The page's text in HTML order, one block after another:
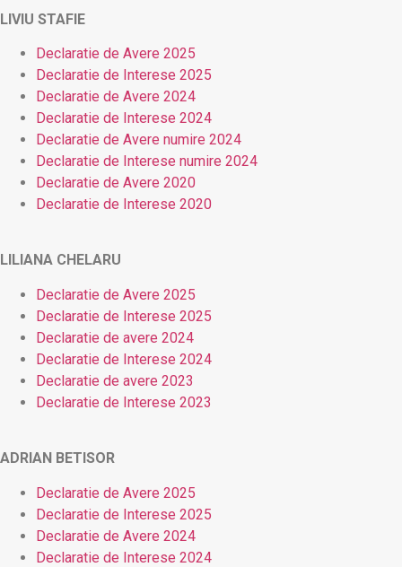
LIVIU STAFIE
Declaratie de Avere 2025
Declaratie de Interese 2025
Declaratie de Avere 2024
Declaratie de Interese 2024
Declaratie de Avere numire 2024
Declaratie de Interese numire 2024
Declaratie de Avere 2020
Declaratie de Interese 2020
LILIANA CHELARU
Declaratie de Avere 2025
Declaratie de Interese 2025
Declaratie de avere 2024
Declaratie de Interese 2024
Declaratie de avere 2023
Declaratie de Interese 2023
ADRIAN BETISOR
Declaratie de Avere 2025
Declaratie de Interese 2025
Declaratie de Avere 2024
Declaratie de Interese 2024